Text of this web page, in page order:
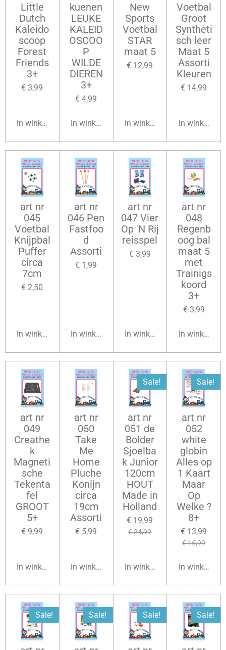
Little
Dutch
Kaleido
scoop
Forest
Friends
3+
€ 3,99
In winkelwagen
kuenen
LEUKE
KALEID
OSCOO
P
WILDE
DIEREN
3+
€ 4,99
In winkelwagen
New
Sports
Voetbal
STAR
maat 5
€ 12,99
In winkelwagen
Voetbal
Groot
Syntheti
sch leer
Maat 5
Assorti
Kleuren
€ 14,99
In
art nr
045
Voetbal
Knijpbal
Puffer
circa
7cm
€ 2,50
In winkelwagen
art nr
046 Pen
Fastfoo
d
Assorti
€ 1,99
In winkelwagen
art nr
047 Vier
Op 'N Rij
reisspel
€ 3,99
In winkelwagen
art nr
048
Regenb
oog bal
maat 5
met
Trainigs
koord
3+
€ 3,99
In
art nr
049
Creathe
k
Magneti
sche
Tekenta
fel
GROOT
5+
€ 9,99
In winkelwagen
art nr
050
Take
Me
Home
Pluche
Konijn
circa
19cm
Assorti
€ 5,99
In winkelwagen
Sale!
art nr
051 de
Bolder
Sjoelba
k Junior
120cm
HOUT
Made in
Holland
€ 19,99
€ 24,99
In winkelwagen
Sale!
art nr
052
white
globin
Alles op
1 Kaart
Maar
Op
Welke ?
8+
€ 13,99
€ 16,99
In
Sale! Sale! Sale! Sale!